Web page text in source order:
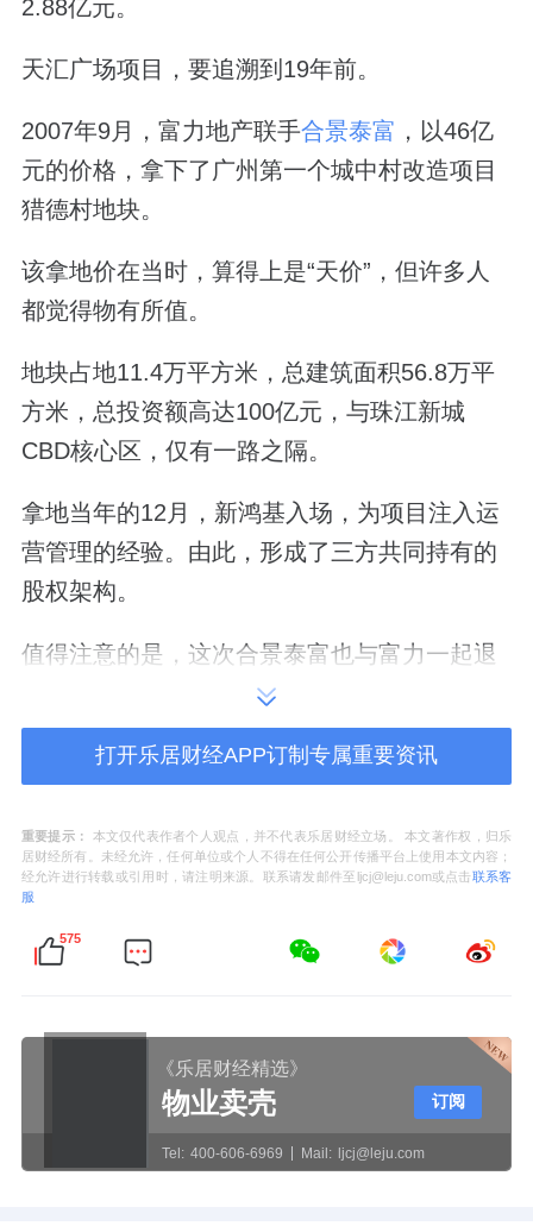
2.88亿元。
天汇广场项目，要追溯到19年前。
2007年9月，富力地产联手合景泰富 ，以46亿
元的价格，拿下了广州第一个城中村改造项目
猎德村地块。
该拿地价在当时，算得上是“天价”，但许多人
都觉得物有所值。
地块占地11.4万平方米，总建筑面积56.8万平
方米，总投资额高达100亿元，与珠江新城
CBD核心区，仅有一路之隔。
拿地当年的12月，新鸿基入场，为项目注入运
营管理的经验。由此，形成了三方共同持有的
股权架构。
值得注意的是，这次合景泰富也与富力一起退
出，初始售价同样是1.6亿元。若该事项成行，
天汇广场项目将正式由新鸿基全资掌控。
富力与合景泰富，或许是在给自己“减负”。
因为标的公司广州富景房地产，过去的两个年
度，利润均为负数。2024年、2025年，其除税
及非经常性项目后的净亏损，分别为16.97亿
元、22.94亿元。
富力认为，出售事项将解决与标的相关未决税
务问题，并为集团提供完整的退出方案，有助
于优化资源分配，并为其营运提供财务资源。
打开乐居财经APP订制专属重要资讯
重要提示：
本文仅代表作者个人观点，并不代表乐居财经立场。 本文著作权，归乐
居财经所有。未经允许，任何单位或个人不得在任何公开传播平台上使用本文内容；
经允许进行转载或引用时，请注明来源。联系请发邮件至ljcj@leju.com或点击联系客
服
575
《乐居财经精选》
物业卖壳
Tel: 400-606-6969 Mail: ljcj@leju.com
订阅